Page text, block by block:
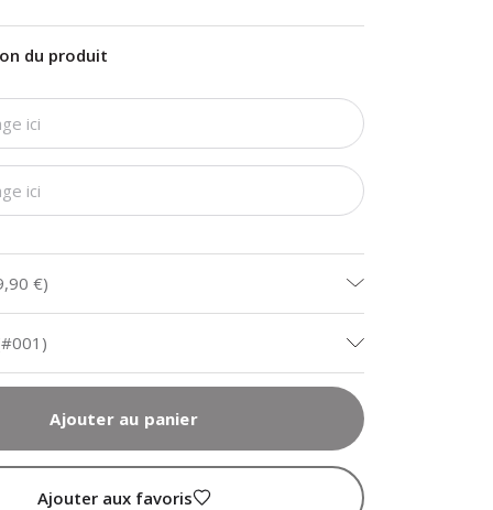
du produit
€)
Ajouter au panier
Ajouter aux favoris